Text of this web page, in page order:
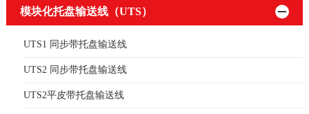
模块化托盘输送线（UTS）
UTS1 同步带托盘输送线
UTS2 同步带托盘输送线
UTS2平皮带托盘输送线